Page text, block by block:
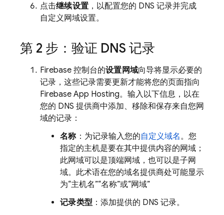
点击继续设置 ，以配置您的 DNS 记录并完成
自定义网域设置。
第 2 步：验证 DNS 记录
Firebase 控制台的设置网域向导将显示必要的
记录，这些记录需要更新才能将您的页面指向
Firebase App Hosting。输入以下信息，以在
您的 DNS 提供商中添加、移除和保存来自您网
域的记录：
名称：为记录输入您的自定义域名。您
指定的主机是要在其中提供内容的网域；
此网域可以是顶端网域，也可以是子网
域。此术语在您的域名提供商处可能显示
为“主机名”“名称”或“网域”
记录类型 ：添加提供的 DNS 记录。